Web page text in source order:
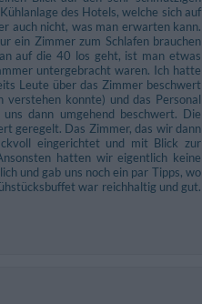
des Hotels, welche sich auf
auch nicht, was man erwarten kann.
ein Zimmer zum Schlafen brauchen
auf die 40 los geht, ist man etwas
untergebracht waren. Ich hatte
Leute über das Zimmer beschwert
verstehen konnte) und das Personal
dann umgehend beschwert. Die
geregelt. Das Zimmer, das wir dann
eingerichtet und mit Blick zur
hatten wir eigentlich keine
und gab uns noch ein par Tipps, wo
war reichhaltig und gut.